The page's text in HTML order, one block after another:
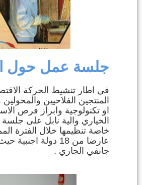
جلسة عمل حول
في اطار تنشيط الحركة
المنتجين الفلاحيين
او تكنولوجية وابراز فرص
الخياري والية نابل على
جانفي الجاري .